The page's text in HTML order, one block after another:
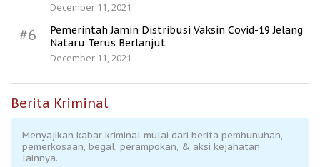
December 11, 2021
#6
Pemerintah Jamin Distribusi Vaksin Covid-19 Jelang
Nataru Terus Berlanjut
December 11, 2021
Berita Kriminal
Menyajikan kabar kriminal mulai dari berita pembunuhan,
pemerkosaan, begal, perampokan, & aksi kejahatan
lainnya.